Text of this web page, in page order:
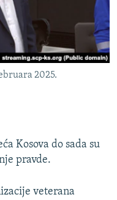
2025.
Kosova do sada su
pravde.
veterana